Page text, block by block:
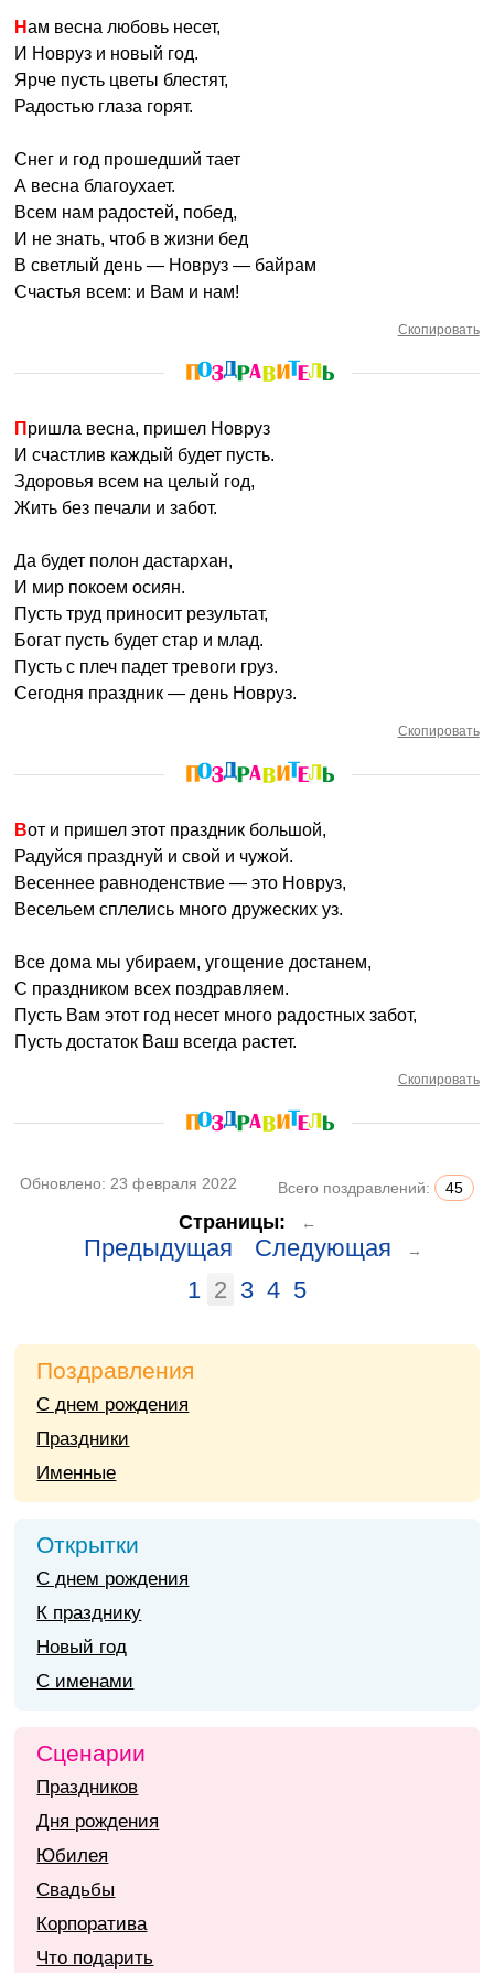
Нам весна любовь несет,
И Новруз и новый год.
Ярче пусть цветы блестят,
Радостью глаза горят.
Снег и год прошедший тает
А весна благоухает.
Всем нам радостей, побед,
И не знать, чтоб в жизни бед
В светлый день — Новруз — байрам
Счастья всем: и Вам и нам!
Скопировать
Пришла весна, пришел Новруз
И счастлив каждый будет пусть.
Здоровья всем на целый год,
Жить без печали и забот.
Да будет полон дастархан,
И мир покоем осиян.
Пусть труд приносит результат,
Богат пусть будет стар и млад.
Пусть с плеч падет тревоги груз.
Сегодня праздник — день Новруз.
Скопировать
Вот и пришел этот праздник большой,
Радуйся празднуй и свой и чужой.
Весеннее равноденствие — это Новруз,
Весельем сплелись много дружеских уз.
Все дома мы убираем, угощение достанем,
С праздником всех поздравляем.
Пусть Вам этот год несет много радостных забот,
Пусть достаток Ваш всегда растет.
Скопировать
Обновлено: 23 февраля 2022 Всего поздравлений: 45
Страницы: ←
Предыдущая Следующая →
1 2 3 4 5
Поздравления
С днем рождения
Праздники
Именные
Открытки
С днем рождения
К празднику
Новый год
С именами
Сценарии
Праздников
Дня рождения
Юбилея
Свадьбы
Корпоратива
Что подарить